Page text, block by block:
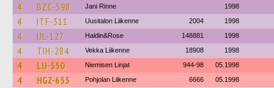
4 BZC-598 Jani Rinne 1998
4 ITF-311 Uusitalon Liikenne 2004 1998
4 IJL-127 Haldin&Rose 148881 1998
4 TIH-284 Vekka Liikenne 18908 1998
4 LIJ-550 Niemisen Linjat 944-98 05.1998
4 HGZ-655 Pohjolan Liikenne 6666 05.1998